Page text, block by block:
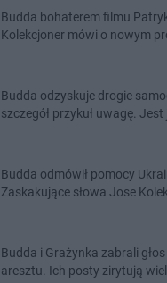
Budda bohaterem filmu
Kolekcjoner mówi o nowym
Budda odzyskuje drogie
szczegół przykuł uwagę.
Budda odmówił pomocy
Zaskakujące słowa Jose
Budda i Grażynka zabrali
aresztu. Ich posty zirytują